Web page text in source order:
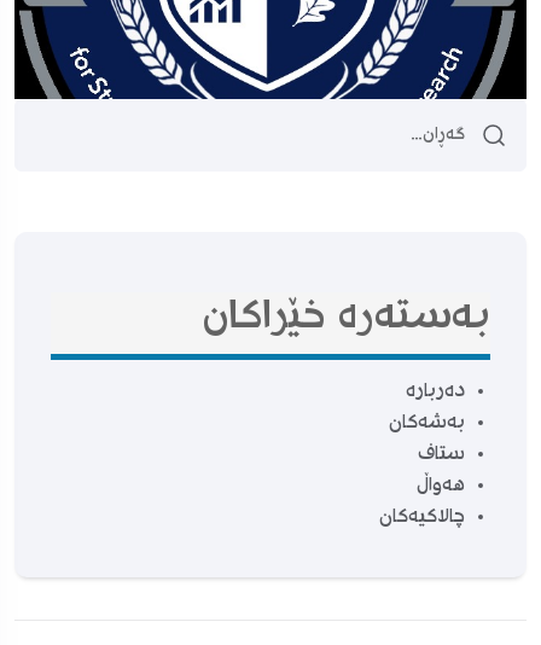
بەستەرە خێراکان
دەربارە
بەشەکان
ستاف
هەواڵ
چالاکیەکان